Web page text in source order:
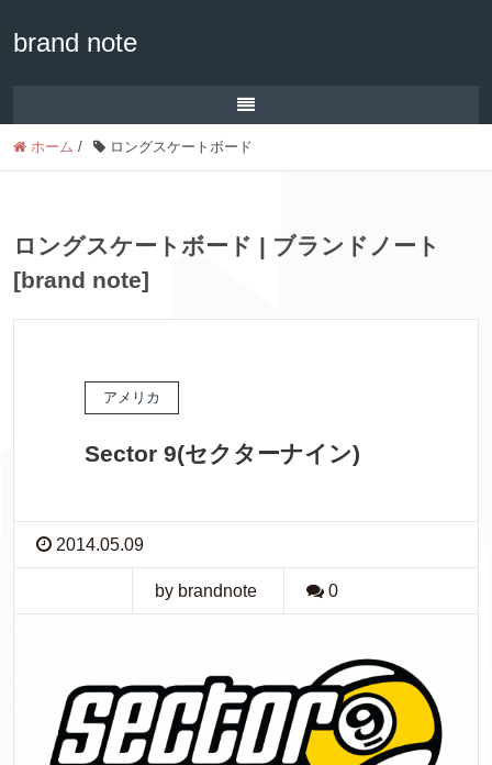
brand note
ホーム / ロングスケートボード
ロングスケートボード | ブランドノート
[brand note]
アメリカ
Sector 9(セクターナイン)
2014.05.09
by brandnote 0